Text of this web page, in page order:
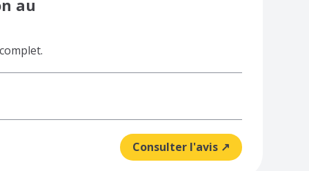
au
Consulter l'avis ↗